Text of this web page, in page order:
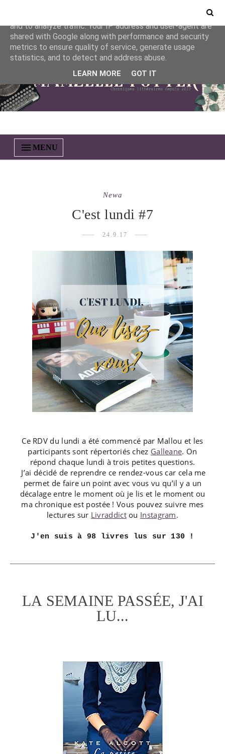
MENU
Newa
C'est lundi #7
24.9.17
Ce RDV du lundi a été commencé par Mallou et les
participants sont répertoriés chez Galleane. On
répond chaque lundi à trois petites questions.
J’ai décidé de reprendre ce rendez-vous car cela me
permet de faire un point avec vous vu qu’il y a un
décalage entre le moment où je lis et le moment ou
ma chronique est postée ! Vous pouvez suivre mes
lectures sur Livraddictou Instagram.
J'en suis à 98 livres lus sur 130 !
LA SEMAINE PASSÉE, J'AI
LU...
This site uses cookies from Google to deliver its services
and to analyze traffic. Your IP address and user-agent are
shared with Google along with performance and security
metrics to ensure quality of service, generate usage
statistics, and to detect and address abuse.
LEARN MORE GOT IT